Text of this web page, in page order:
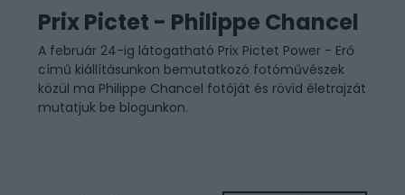
Prix Pictet - Philippe Chancel
A február 24-ig látogatható Prix Pictet Power - Erő
című kiállításunkon bemutatkozó fotóművészek
közül ma Philippe Chancel fotóját és rövid életrajzát
mutatjuk be blogunkon.